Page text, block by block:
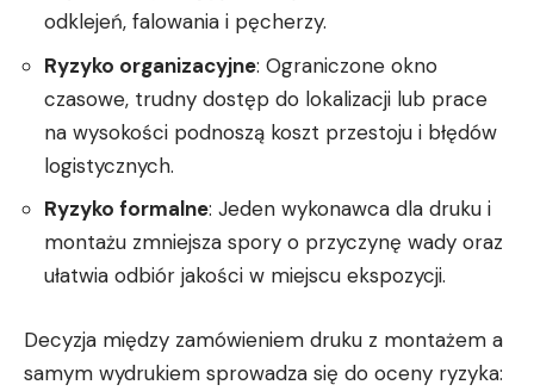
odklejeń, falowania i pęcherzy.
Ryzyko organizacyjne: Ograniczone okno
czasowe, trudny dostęp do lokalizacji lub prace
na wysokości podnoszą koszt przestoju i błędów
logistycznych.
Ryzyko formalne: Jeden wykonawca dla druku i
montażu zmniejsza spory o przyczynę wady oraz
ułatwia odbiór jakości w miejscu ekspozycji.
Decyzja między zamówieniem druku z montażem a
samym wydrukiem sprowadza się do oceny ryzyka: